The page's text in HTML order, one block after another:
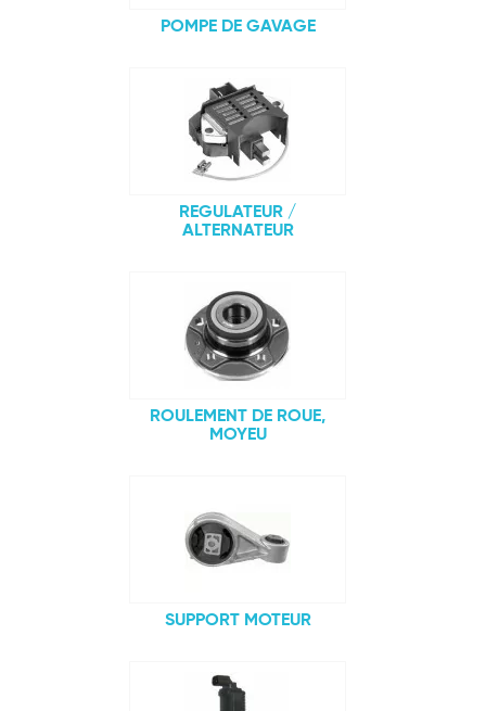
POMPE DE GAVAGE
REGULATEUR /
ALTERNATEUR
ROULEMENT DE ROUE,
MOYEU
SUPPORT MOTEUR